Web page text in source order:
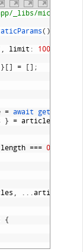
_libs/microcms'
( )
, limit : 100
} [] = [] ;
= await
getBlogList
} =
length === 0
, . . .articles
{